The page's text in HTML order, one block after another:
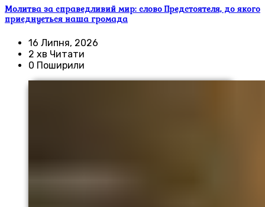
Молитва за справедливий мир: слово Предстоятеля, до якого
приєднується наша громада
16 Липня, 2026
2 хв Читати
0 Поширили